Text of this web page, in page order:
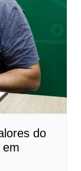
do
em